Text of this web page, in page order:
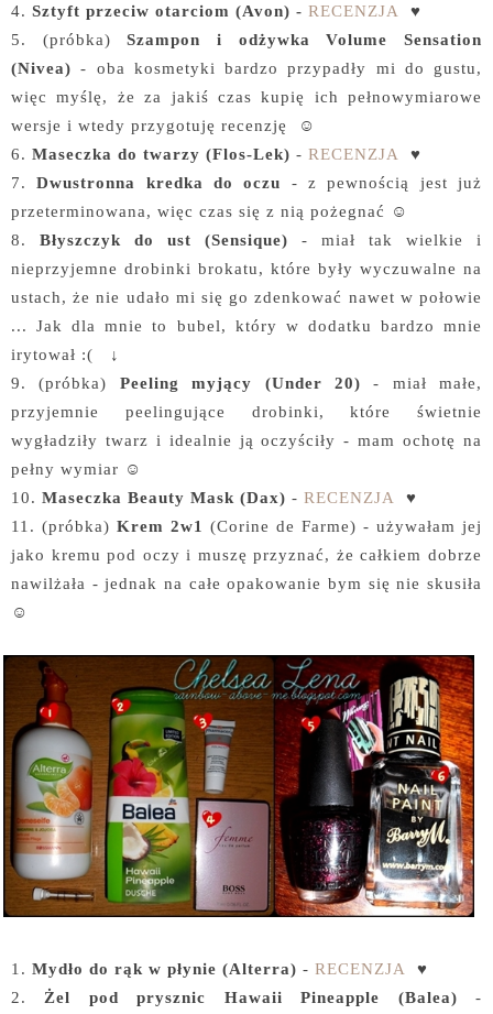
4. Sztyft przeciw otarciom (Avon) - RECENZJA
♥
5. (próbka)Szampon i odżywka Volume Sensation
(Nivea) - oba kosmetyki bardzo przypadły mi do gustu,
więc myślę, że za jakiś czas kupię ich pełnowymiarowe
wersje i wtedy przygotuję recenzję ☺
6. Maseczka do twarzy (Flos-Lek) - RECENZJA
♥
7.Dwustronna kredka do oczu - z pewnością jest już
przeterminowana, więc czas się z nią pożegnać ☺
8. Błyszczyk do ust (Sensique) - miał tak wielkie i
nieprzyjemne drobinki brokatu, które były wyczuwalne na
ustach, że nie udało mi się go zdenkować nawet w połowie
... Jak dla mnie to bubel, który w dodatku bardzo mnie
irytował :( ↓
9. (próbka) Peeling myjący (Under 20)- miał małe,
przyjemnie peelingujące drobinki, które świetnie
wygładziły twarz i idealnie ją oczyściły - mam ochotę na
pełny wymiar ☺
10. Maseczka Beauty Mask (Dax) - RECENZJA
♥
11. (próbka) Krem 2w1 (Corine de Farme) - używałam jej
jako kremu pod oczy i muszę przyznać, że całkiem dobrze
nawilżała - jednak na całe opakowanie bym się nie skusiła
☺
1. Mydło do rąk w płynie (Alterra) - RECENZJA
♥
2. Żel pod prysznic Hawaii Pineapple (Balea) -